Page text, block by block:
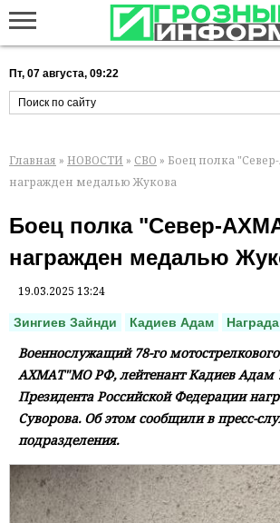
Пт, 07 августа, 09:22
Главная » НОВОСТИ » СВО » Боец полка
награжден медалью Жукова
Боец полка "Север-
награжден медалью
19.03.2025 13:24
Зингиев Зайнди Кадиев Адам Награда
Военнослужащий 78-го
АХМАТ"МО РФ, лейтенант Кадиев Адам
Президента Российской Федерации
Суворова. Об этом сообщили в пресс-
подразделения.